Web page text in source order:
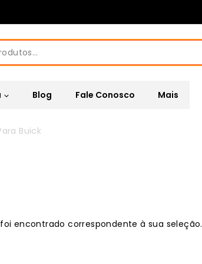
Blog Fale Conosco Mais
Buick
encontrado correspondente à sua seleção.